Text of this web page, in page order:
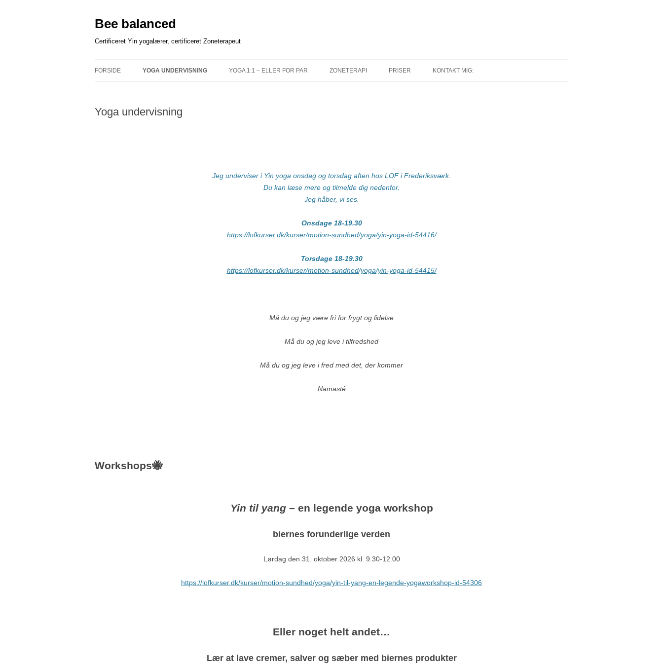
Bee balanced
Certificeret Yin yogalærer, certificeret Zoneterapeut
til
FORSIDE YOGA UNDERVISNING YOGA 1:1 – ELLER FOR PAR ZONETERAPI PRISER KONTAKT MIG:
Yoga undervisning
Jeg underviser i Yin yoga onsdag og torsdag aften hos LOF i Frederiksværk.
Du kan læse mere og tilmelde dig nedenfor.
Jeg håber, vi ses.
Onsdage 18-19.30
https://lofkurser.dk/kurser/motion-sundhed/yoga/yin-yoga-id-54416/
Torsdage 18-19.30
https://lofkurser.dk/kurser/motion-sundhed/yoga/yin-yoga-id-54415/
Må du og jeg være fri for frygt og lidelse
Må du og jeg leve i tilfredshed
Må du og jeg leve i fred med det, der kommer
Namasté
Workshops🐝
Yin til yang – en legende yoga workshop
biernes forunderlige verden
Lørdag den 31. oktober 2026 kl. 9.30-12.00
https://lofkurser.dk/kurser/motion-sundhed/yoga/yin-til-yang-en-legende-yogaworkshop-id-54306
Eller noget helt andet…
Lær at lave cremer, salver og sæber med biernes produkter